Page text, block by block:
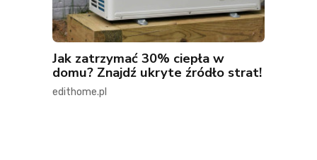
Jak zatrzymać 30% ciepła w
domu? Znajdź ukryte źródło strat!
edithome.pl